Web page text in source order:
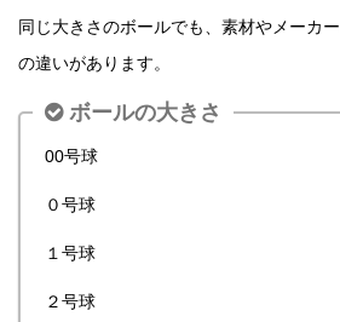
同じ大きさのボールでも、素材やメーカ
の違いがあります。
ボールの大きさ
00号球
０号球
１号球
２号球